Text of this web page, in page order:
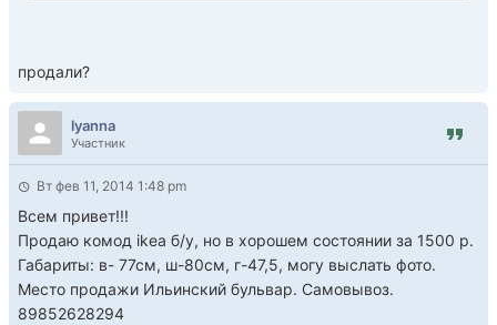
продали?
lyanna
Участник
Вт фев 11, 2014 1:48 pm
Всем привет!!!
Продаю комод ikea б/у, но в хорошем состоянии за 1500 р.
Габариты: в- 77см, ш-80см, г-47,5, могу выслать фото.
Место продажи Ильинский бульвар. Самовывоз.
89852628294